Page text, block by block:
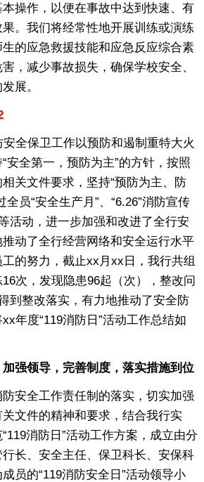
操作，以便在事故中达到快速、有
。我们将经常性地开展训练或演练
的应急救援技能和应急反应综合素
，减少事故损失，确保学校安全、
展。
保卫工作以预防和遏制重特大火
安全第一，预防为主”的方针，按照
相关文件要求，坚持“预防为主、防
员“安全生产月”、“6.26”消防宣传
活动，进一步加强和改进了全行安
动了全行经营网络和安全运行水平
的努力，截止xx月xx日，我行共组
次，发现隐患96起（次），整改问
到整改落实，有力地推动了安全防
年度“119消防日”活动工作总结如
领导，完善制度，落实措施到位
全工作责任制的落实，切实加强
文件的精神和要求，结合我行实
消防日”活动工作方案，成立由分
长、安全主任、保卫科长、安保科
员的“119消防安全日”活动领导小